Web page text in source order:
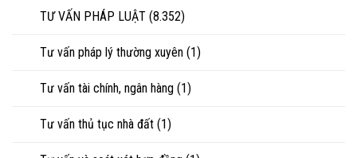
TƯ VẤN PHÁP LUẬT (8.352)
Tư vấn pháp lý thường xuyên (1)
Tư vấn tài chính, ngân hàng (1)
Tư vấn thủ tục nhà đất (1)